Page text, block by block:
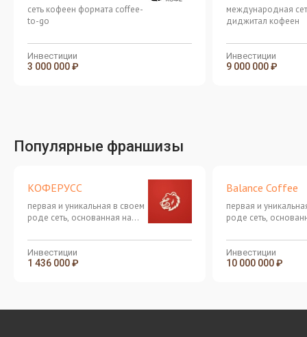
сеть кофеен формата coffee-
to-go
Инвестиции
3 000 000 ₽
международная
диджитал кофеен
Инвестиции
9 000 000 ₽
Популярные франшизы
КОФЕРУСС
первая и уникальная в своем
роде сеть, основанная на
азиатских напитков Bubble
Tea
Инвестиции
1 436 000 ₽
Balance Coffee
первая и
роде сеть,
азиатских
Tea
Инвестиции
10 000 000 ₽